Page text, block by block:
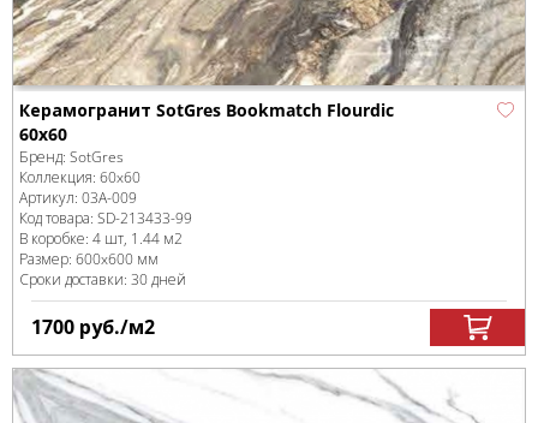
Керамогранит SotGres Bookmatch Flourdic
60x60
Бренд: SotGres
Коллекция: 60x60
Артикул: 03A-009
Код товара: SD-213433-99
В коробке: 4 шт, 1.44 м2
Размер: 600x600 мм
Сроки доставки: 30 дней
1700 руб./м2